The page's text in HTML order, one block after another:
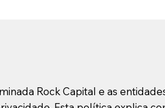
Rock Capital e as